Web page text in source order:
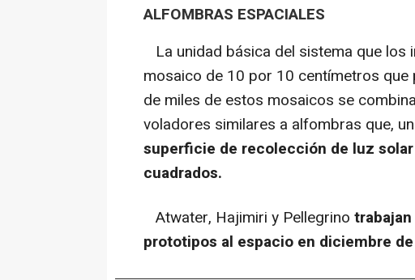
ALFOMBRAS ESPACIALES
La unidad básica del sistema que los
mosaico de 10 por 10 centímetros
de miles de estos mosaicos se
voladores similares a alfombras que,
superficie de recolección de luz
cuadrados.
Atwater, Hajimiri y Pellegrino
prototipos al espacio en diciembre